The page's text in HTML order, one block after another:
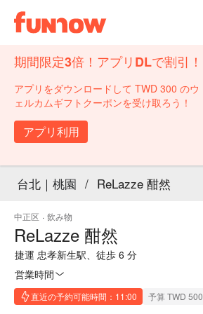
期間限定3倍！アプリDLで割引！
アプリをダウンロードして TWD 300 のウ
ェルカムギフトクーポンを受け取ろう！
アプリ利用
台北｜桃園 / ReLazze 酣然
中正区 · 飲み物
ReLazze 酣然
捷運 忠孝新生駅、徒歩 6 分
営業時間
直近の予約可能時間：11:00 予算 TWD 500